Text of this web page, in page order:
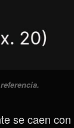
se caen